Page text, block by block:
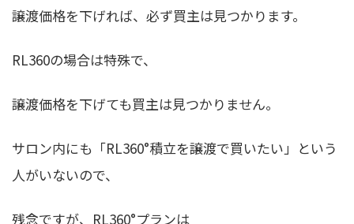
譲渡価格を下げれば、必ず買主は見つかります。
RL360の場合は特殊で、
譲渡価格を下げても買主は見つかりません。
サロン内にも「RL360°積立を譲渡で買いたい」という
人がいないので、
残念ですが、RL360°プランは